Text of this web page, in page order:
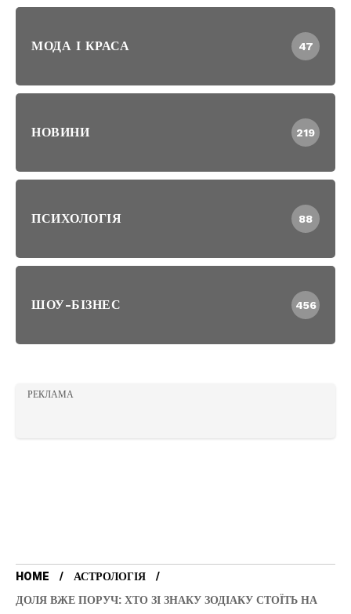
МОДА І КРАСА 47
НОВИНИ 219
ПСИХОЛОГІЯ 88
ШОУ-БІЗНЕС 456
РЕКЛАМА
HOME
АСТРОЛОГІЯ
ДОЛЯ ВЖЕ ПОРУЧ: ХТО ЗІ ЗНАКУ ЗОДІАКУ СТОЇТЬ НА